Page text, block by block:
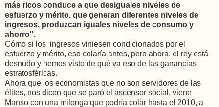
más ricos conduce a que desiguales niveles de
esfuerzo y mérito, que generan diferentes niveles de
ingresos, produzcan iguales niveles de consumo y
ahorro".
Cómo si los ingresos viniesen condicionados por el
esfuerzo y mérito, eso colaría antes, pero ahora, el rey está
desnudo y hemos visto de qué va eso de las ganancias
estratosféricas.
Ahora que los economistas que no son servidores de las
élites, nos dicen que se paró el ascensor social, viene
Manso con una milonga que podría colar hasta el 2010, a